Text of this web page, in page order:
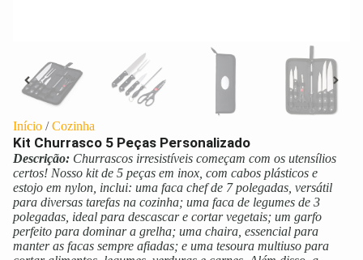
Início /Cozinha
Kit Churrasco 5 Peças Personalizado
Descrição: Churrascos irresistíveis começam com os utensílios
certos! Nosso kit de 5 peças em inox, com cabos plásticos e
estojo em nylon, inclui: uma faca chef de 7 polegadas, versátil
para diversas tarefas na cozinha; uma faca de legumes de 3
polegadas, ideal para descascar e cortar vegetais; um garfo
perfeito para dominar a grelha; uma chaira, essencial para
manter as facas sempre afiadas; e uma tesoura multiuso para